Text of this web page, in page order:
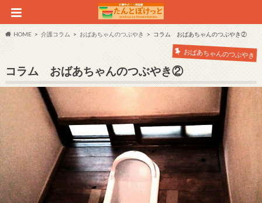
HOME 介護コラム おばあちゃんのつぶやき コラム おばあちゃんのつぶやき②
おばあちゃんのつぶやき
コラム おばあちゃんのつぶやき②